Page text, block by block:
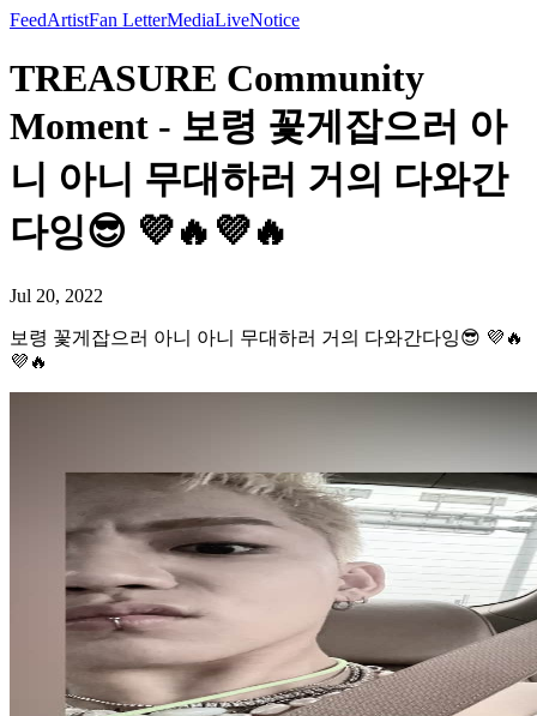
FeedArtistFan LetterMediaLiveNotice
TREASURE Community
Moment - 보령 꽃게잡으러 아
니 아니 무대하러 거의 다와간
다잉😎 💜🔥💜🔥
Jul 20, 2022
보령 꽃게잡으러 아니 아니 무대하러 거의 다와간다잉😎 💜🔥
💜🔥